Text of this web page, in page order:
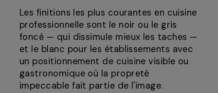
Les finitions les plus courantes en cuisine
professionnelle sont le noir ou le gris
foncé — qui dissimule mieux les taches —
et le blanc pour les établissements avec
un positionnement de cuisine visible ou
gastronomique où la propreté
impeccable fait partie de l'image.